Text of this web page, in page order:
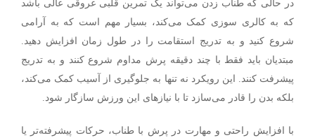
در حالی که طناب زدن می‌تواند یک تمرین قلبی عروقی عالی باشد
که به کالری سوزی کمک می‌کند، بسیار مهم است که به آرامی
شروع کنید و به تدریج استقامت را در طول زمان افزایش دهید.
مبتدیان باید فقط با چند دقیقه پرش مداوم شروع کنند و به تدریج
پیشرفت کنند. این رویکرد نه تنها به جلوگیری از آسیب کمک می‌کند،
بلکه بدن را قادر می‌سازد تا با نیازهای این ورزش سازگار شود.
با افزایش راحتی و مهارت در پرش با طناب، حرکات پیشرفته‌تر یا